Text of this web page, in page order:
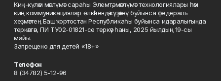
Киң-күләм мәғлүмәт сараһы Элемтә, мәғлүмәт технологиялары һәм
киң коммуникациялар өлкәһендә күҙәтеү буйынса федераль
хеҙмәттең Башҡортостан Республикаһы буйынса идаралығында
теркәлгән, ПИ ТУ02-01821-се теркәү һаны, 2025 йылдың 19-сы
майы.
Запрещено для детей «18+»
Телефон
8 (34782) 5-12-96